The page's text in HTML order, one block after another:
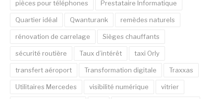
pièces pour téléphones Prestataire Informatique
Quartier idéal Qwanturank remèdes naturels
rénovation de carrelage Sièges chauffants
sécurité routière Taux d’intérêt taxi Orly
transfert aéroport Transformation digitale Traxxas
Utilitaires Mercedes visibilité numérique vitrier